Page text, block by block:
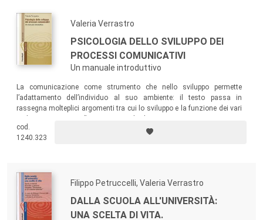
Valeria Verrastro
PSICOLOGIA DELLO SVILUPPO DEI
PROCESSI COMUNICATIVI
Un manuale introduttivo
La comunicazione come strumento che nello sviluppo permette
l’adattamento dell’individuo al suo ambiente: il testo passa in
rassegna molteplici argomenti tra cui lo sviluppo e la funzione dei vari
non verbale), gli aspetti fisiologici e fonetici del linguaggio, i disturbi del
linguaggio e della comunicazione, la comunicazione nel gioco e la
cod.
1240.323
Filippo Petruccelli, Valeria Verrastro
DALLA SCUOLA ALL'UNIVERSITÀ:
UNA SCELTA DI VITA.